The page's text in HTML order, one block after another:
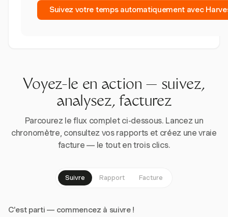
Suivez votre temps automatiquement avec
Voyez-le en action — suivez,
analysez, facturez
Parcourez le flux complet ci-dessous. Lancez un
chronomètre, consultez vos rapports et créez une vraie
facture — le tout en trois clics.
Suivre Rapport Facture
C'est parti — commencez à suivre !